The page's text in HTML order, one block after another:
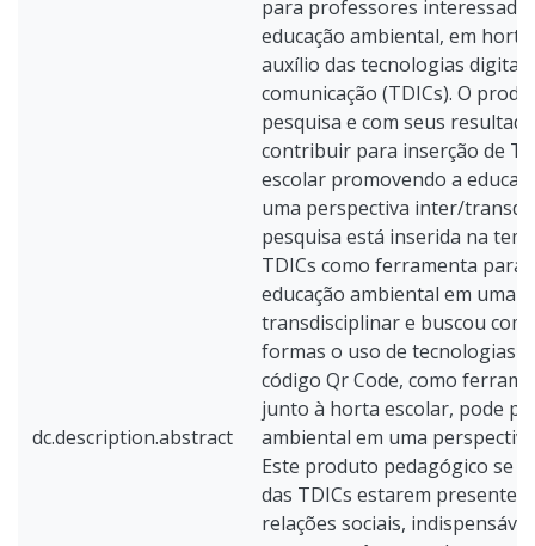
dc.description.abstract
para professores
educação ambiental, em
auxílio das tecnologias
comunicação (TDICs). O
pesquisa e com seus
contribuir para inserção de
escolar promovendo a
uma perspectiva inter/
pesquisa está inserida na
TDICs como ferramenta para
educação ambiental em uma
transdisciplinar e buscou
formas o uso de tecnologias
código Qr Code, como
junto à horta escolar, pode
ambiental em uma
Este produto pedagógico se
das TDICs estarem
relações sociais,